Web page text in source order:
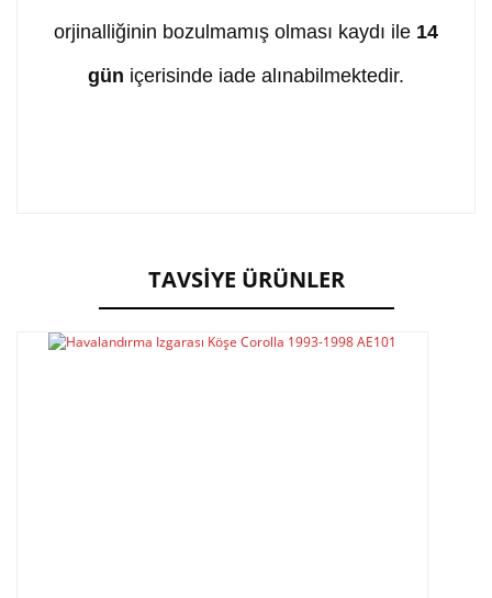
orjinalliğinin bozulmamış olması kaydı ile 14
gün içerisinde iade alınabilmektedir.
Yorum Yaz
Görüş ve önerileriniz için teşekkür ederiz.
Ürün açıklamasında eksik bilgiler bulunuyor.
TAVSİYE ÜRÜNLER